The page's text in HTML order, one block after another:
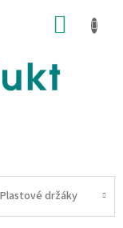
Plastové držáky